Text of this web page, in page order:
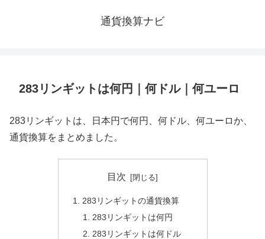
通貨換算ナビ
283リンギットは何円｜何ドル｜何ユーロ
283リンギットは、日本円で何円、何ドル、何ユーロか、
通貨換算をまとめました。
目次
283リンギットの通貨換算
283リンギットは何円
283リンギットは何ドル